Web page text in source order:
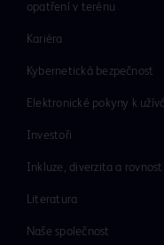
opatření v terénu
Kariéra
Kybernetická bezpečnost
Elektronické pokyny k
Investoři
Inkluze, diverzita a rovnost
Literatura
Naše společnost